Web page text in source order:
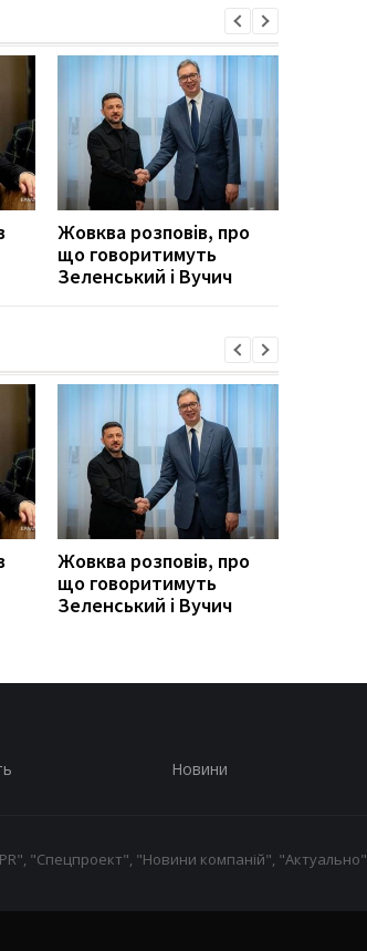
Жовква розповів, про
що говоритимуть
Зеленський і Вучич
Жовква розповів, про
що говоритимуть
Зеленський і Вучич
Новини
"Спецпроект", "Новини компаній",